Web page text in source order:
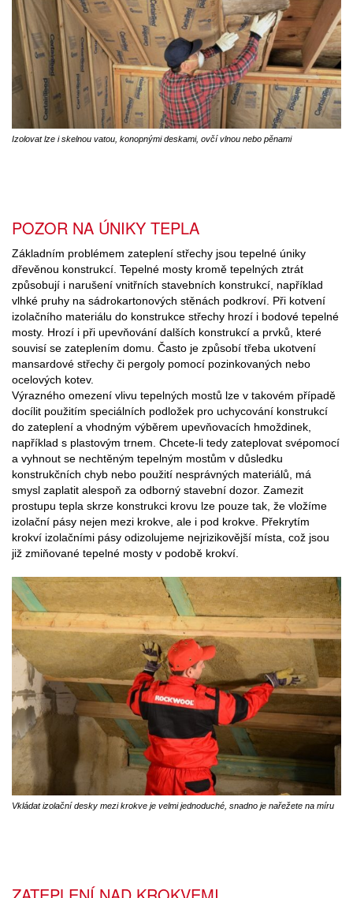
Izolovat lze i skelnou vatou, konopnými deskami, ovčí vlnou nebo pěnami
POZOR NA ÚNIKY TEPLA
Základním problémem zateplení střechy jsou tepelné úniky
dřevěnou konstrukcí. Tepelné mosty kromě tepelných ztrát
způsobují i narušení vnitřních stavebních konstrukcí, například
vlhké pruhy na sádrokartonových stěnách podkroví. Při kotvení
izolačního materiálu do konstrukce střechy hrozí i bodové tepelné
mosty. Hrozí i při upevňování dalších konstrukcí a prvků, které
souvisí se zateplením domu. Často je způsobí třeba ukotvení
mansardové střechy či pergoly pomocí pozinkovaných nebo
ocelových kotev.
Výrazného omezení vlivu tepelných mostů lze v takovém případě
docílit použitím speciálních podložek pro uchycování konstrukcí
do zateplení a vhodným výběrem upevňovacích hmoždinek,
například s plastovým trnem. Chcete-li tedy zateplovat svépomocí
a vyhnout se nechtěným tepelným mostům v důsledku
konstrukčních chyb nebo použití nesprávných materiálů, má
smysl zaplatit alespoň za odborný stavební dozor. Zamezit
prostupu tepla skrze konstrukci krovu lze pouze tak, že vložíme
izolační pásy nejen mezi krokve, ale i pod krokve. Překrytím
krokví izolačními pásy odizolujeme nejrizikovější místa, což jsou
již zmiňované tepelné mosty v podobě krokví.
Vkládat izolační desky mezi krokve je velmi jednoduché, snadno je nařežete na míru